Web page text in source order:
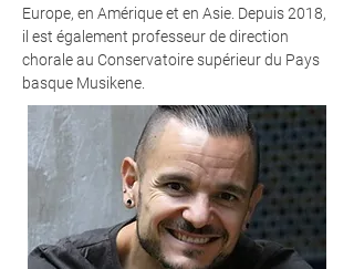
Europe, en Amérique et en Asie. Depuis 2018,
il est également professeur de direction
chorale au Conservatoire supérieur du Pays
basque Musikene.